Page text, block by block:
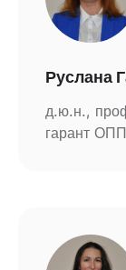
Руслана
д.ю.н.,
гарант